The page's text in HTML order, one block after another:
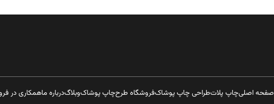
صفحه اصلیچاپ پلاتطراحی چاپ پوشاکفروشگاه طرحچاپ پوشاکوبلاگدرباره ماهمکاری در